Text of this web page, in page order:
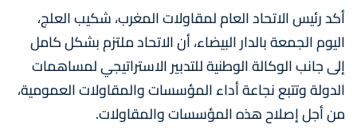
أكد رئيس الاتحاد العام لمقاولات المغرب، شكيب العلج،
اليوم الجمعة بالدار البيضاء، أن الاتحاد ملتزم بشكل كامل
إلى جانب الوكالة الوطنية للتدبير الاستراتيجي لمساهمات
الدولة وتتبع نجاعة أداء المؤسسات والمقاولات العمومية،
من أجل إصلاح هذه المؤسسات والمقاولات.